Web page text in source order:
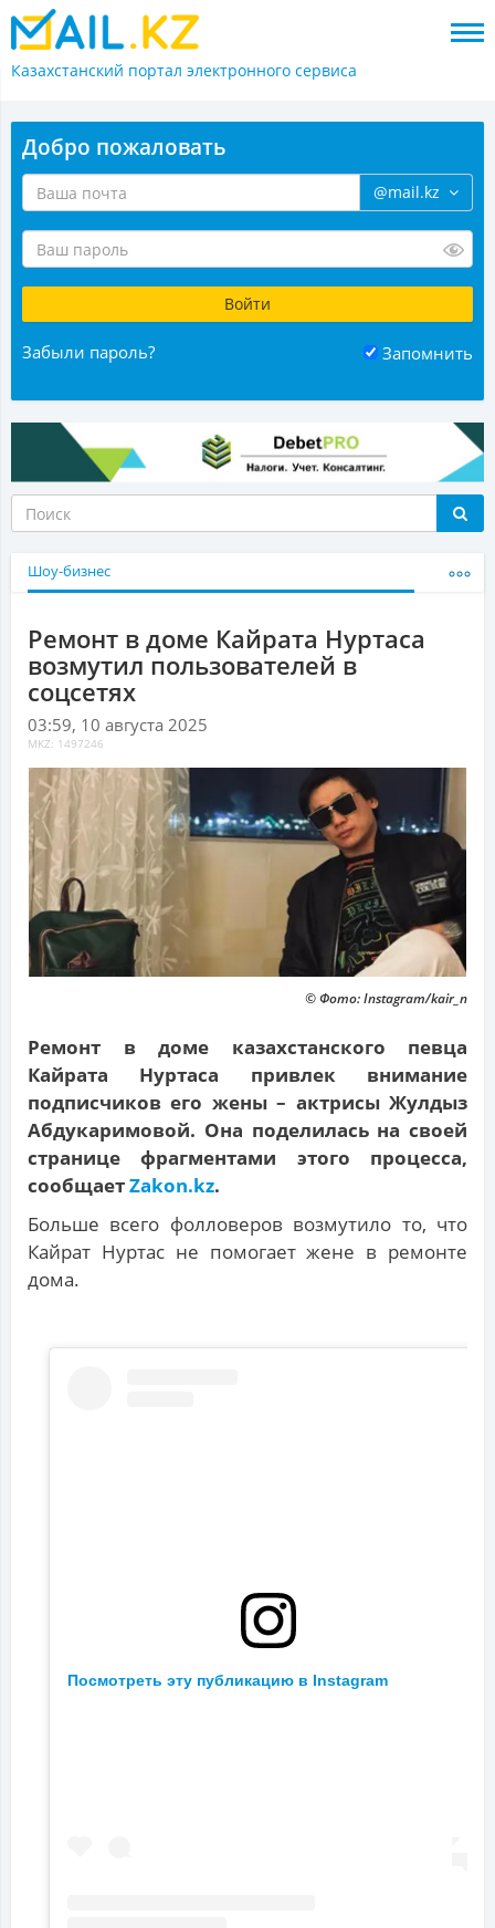
Казахстанский портал электронного сервиса
Добро пожаловать
@mail.kz
Забыли пароль? Запомнить
Шоу-бизнес
Ремонт в доме Кайрата Нуртаса
возмутил пользователей в
соцсетях
03:59, 10 августа 2025
MKZ: 1497246
© Фото: Instagram/kair_n
Ремонт в доме казахстанского певца
Кайрата Нуртаса привлек внимание
подписчиков его жены – актрисы Жулдыз
Абдукаримовой. Она поделилась на своей
странице фрагментами этого процесса,
сообщаетZakon.kz.
Больше всего фолловеров возмутило то, что
Кайрат Нуртас не помогает жене в ремонте
дома.
Посмотреть эту публикацию в Instagram